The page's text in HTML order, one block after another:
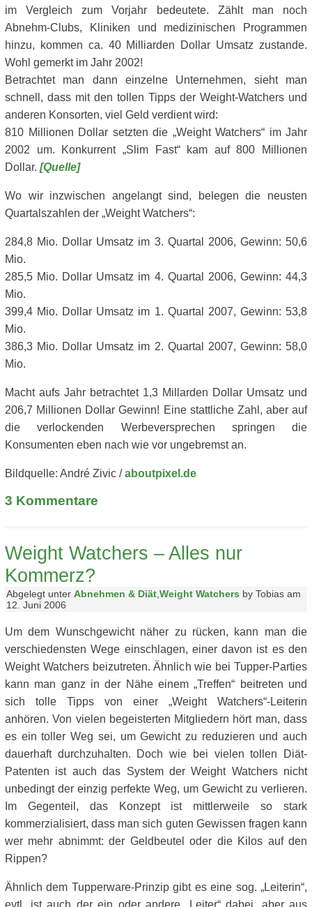
im Vergleich zum Vorjahr bedeutete. Zählt man noch
Abnehm-Clubs, Kliniken und medizinischen Programmen
hinzu, kommen ca. 40 Milliarden Dollar Umsatz zustande.
Wohl gemerkt im Jahr 2002!
Betrachtet man dann einzelne Unternehmen, sieht man
schnell, dass mit den tollen Tipps der Weight-Watchers und
anderen Konsorten, viel Geld verdient wird:
810 Millionen Dollar setzten die „Weight Watchers“ im Jahr
2002 um. Konkurrent „Slim Fast“ kam auf 800 Millionen
Dollar. [Quelle]
Wo wir inzwischen angelangt sind, belegen die neusten
Quartalszahlen der „Weight Watchers“:
284,8 Mio. Dollar Umsatz im 3. Quartal 2006, Gewinn: 50,6
Mio.
285,5 Mio. Dollar Umsatz im 4. Quartal 2006, Gewinn: 44,3
Mio.
399,4 Mio. Dollar Umsatz im 1. Quartal 2007, Gewinn: 53,8
Mio.
386,3 Mio. Dollar Umsatz im 2. Quartal 2007, Gewinn: 58,0
Mio.
Macht aufs Jahr betrachtet 1,3 Millarden Dollar Umsatz und
206,7 Millionen Dollar Gewinn! Eine stattliche Zahl, aber auf
die verlockenden Werbeversprechen springen die
Konsumenten eben nach wie vor ungebremst an.
Bildquelle: André Zivic /aboutpixel.de
3 Kommentare
Weight Watchers – Alles nur
Kommerz?
Abgelegt unter Abnehmen & Diät Weight Watchers by Tobias am
12. Juni 2006
Um dem Wunschgewicht näher zu rücken, kann man die
verschiedensten Wege einschlagen, einer davon ist es den
Weight Watchers beizutreten. Ähnlich wie bei Tupper-Parties
kann man ganz in der Nähe einem „Treffen“ beitreten und
sich tolle Tipps von einer „Weight Watchers“-Leiterin
anhören. Von vielen begeisterten Mitgliedern hört man, dass
es ein toller Weg sei, um Gewicht zu reduzieren und auch
dauerhaft durchzuhalten. Doch wie bei vielen tollen Diät-
Patenten ist auch das System der Weight Watchers nicht
unbedingt der einzig perfekte Weg, um Gewicht zu verlieren.
Im Gegenteil, das Konzept ist mittlerweile so stark
kommerzialisiert, dass man sich guten Gewissen fragen kann
wer mehr abnimmt: der Geldbeutel oder die Kilos auf den
Rippen?
Ähnlich dem Tupperware-Prinzip gibt es eine sog. „Leiterin“,
evtl. ist auch der ein oder andere „Leiter“ dabei, aber aus